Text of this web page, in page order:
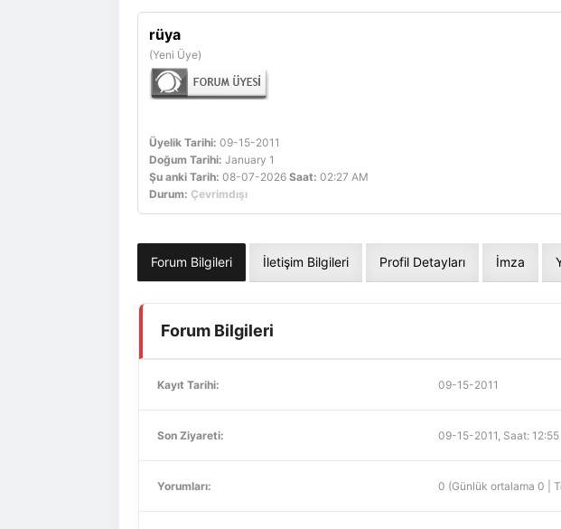
rüya
(Yeni Üye)
Üyelik Tarihi: 09-15-2011
Doğum Tarihi: January 1
Şu anki Tarih: 08-07-2026 Saat: 02:27 AM
Durum: Çevrimdışı
Forum Bilgileri İletişim Bilgileri Profil Detayları İmza
Forum Bilgileri
Kayıt Tarihi: 09-15-2011
Son Ziyareti: 09-15-2011, Saat: 12:55
Yorumları: 0 (Günlük ortalama 0 |